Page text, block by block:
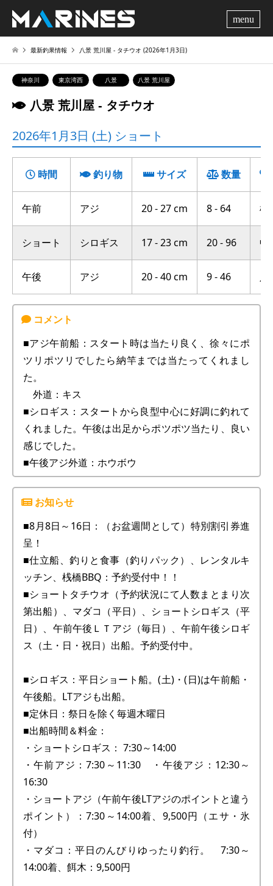
最新釣果情報 八景 荒川屋 ‐ タチウオ (2026年1月3日)
神奈川 東京湾西 八景 八景 荒川屋
八景 荒川屋 ‐ タチウオ
2026年1月3日 (土) ショート
時間 釣り物 サイズ 数量
午前 アジ 20 - 27 cm 8 - 64 横
ショート シロギス 17 - 23 cm 20 - 96 中
午後 アジ 20 - 40 cm 9 - 46
■アジ午前船：スタート時は当たり良く、徐々にポ
ツリポツリでしたら納竿までは当たってくれまし
た。
外道：キス
■シロギス：スタートから良型中心に好調に釣れて
くれました。午後は出足からポツポツ当たり、良い
感じでした。
■午後アジ外道：ホウボウ
■8月8日～16日：（お盆週間として）特別割引券進
呈！
■仕立船、釣りと食事（釣りパック）、レンタルキ
ッチン、桟橋BBQ：予約受付中！！
■ショートタチウオ（予約状況にて人数まとまり次
第出船）、マダコ（平日）、ショートシロギス（平
日）、午前午後ＬＴアジ（毎日）、午前午後シロギ
ス（土・日・祝日）出船。予約受付中。
■シロギス：平日ショート船。(土)・(日)は午前船・
午後船。LTアジも出船。
■定休日：祭日を除く毎週木曜日
■出船時間＆料金：
・ショートシロギス： 7:30～14:00
・午前アジ：7:30～11:30 ・午後アジ：12:30～
16:30
・ショートアジ（午前午後LTアジのポイントと違う
ポイント）：7:30～14:00着、9,500円（エサ・氷
付）
・マダコ：平日のんびりゆったり釣行。 7:30～
14:00着、餌木：9,500円